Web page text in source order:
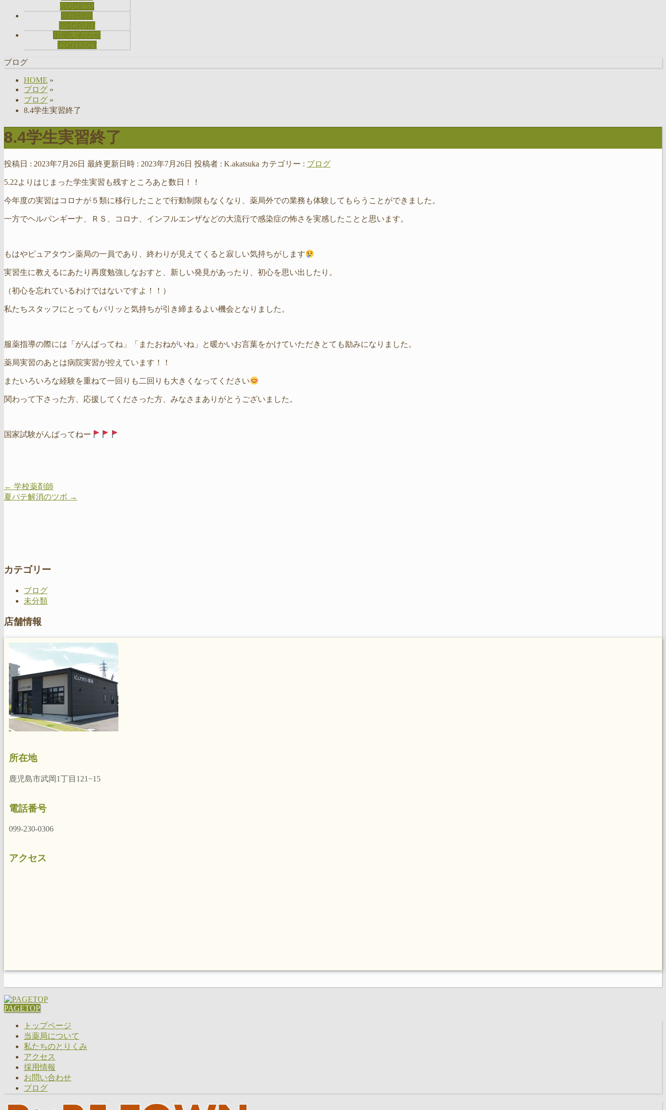
ACCESS
採用情報
RECRUIT
お問い合わせ
CONTACT
ブログ
HOME »
ブログ »
ブログ »
8.4学生実習終了
8.4学生実習終了
投稿日 : 2023年7月26日 最終更新日時 : 2023年7月26日 投稿者 : K.akatsuka カテゴリー : ブログ
5.22よりはじまった学生実習も残すところあと数日！！
今年度の実習はコロナが５類に移行したことで行動制限もなくなり、薬局外での業務も体験してもらうことができました。
一方でヘルパンギーナ、ＲＳ、コロナ、インフルエンザなどの大流行で感染症の怖さを実感したことと思います。
もはやピュアタウン薬局の一員であり、終わりが見えてくると寂しい気持ちがします
実習生に教えるにあたり再度勉強しなおすと、新しい発見があったり、初心を思い出したり。
（初心を忘れているわけではないですよ！！）
私たちスタッフにとってもパリッと気持ちが引き締まるよい機会となりました。
服薬指導の際には「がんばってね」「またおねがいね」と暖かいお言葉をかけていただきとても励みになりました。
薬局実習のあとは病院実習が控えています！！
またいろいろな経験を重ねて一回りも二回りも大きくなってください
関わって下さった方、応援してくださった方、みなさまありがとうございました。
国家試験がんばってねー
← 学校薬剤師
夏バテ解消のツボ →
カテゴリー
ブログ
未分類
店舗情報
所在地
鹿児島市武岡1丁目121−15
電話番号
099-230-0306
アクセス
PAGETOP
トップページ
当薬局について
私たちのとりくみ
アクセス
採用情報
お問い合わせ
ブログ